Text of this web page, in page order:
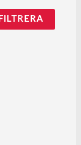
FILTRERA